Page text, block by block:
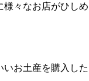
様々なお店がひしめ
お土産を購入した